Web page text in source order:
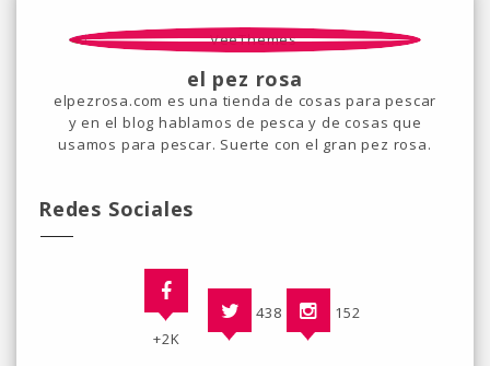
el pez rosa
elpezrosa.com es una tienda de cosas para pescar
y en el blog hablamos de pesca y de cosas que
usamos para pescar. Suerte con el gran pez rosa.
Redes Sociales
+2K
438 152